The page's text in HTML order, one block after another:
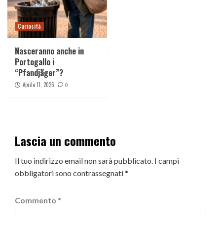
Curiosità
Nasceranno anche in
Portogallo i
“Pfandjäger”?
Aprile 11, 2026 0
Lascia un commento
Il tuo indirizzo email non sarà pubblicato. I campi
obbligatori sono contrassegnati*
Commento *